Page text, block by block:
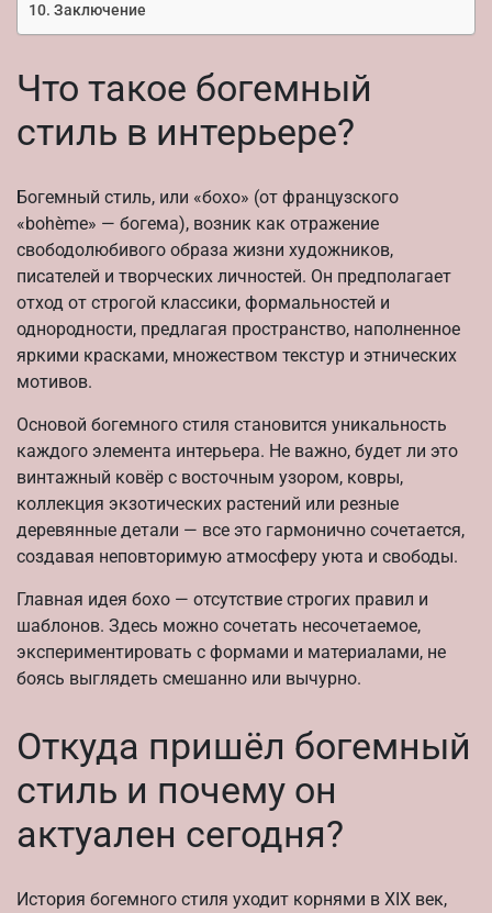
Заключение
Что такое богемный
стиль в интерьере?
Богемный стиль, или «бохо» (от французского
«bohème» — богема), возник как отражение
свободолюбивого образа жизни художников,
писателей и творческих личностей. Он предполагает
отход от строгой классики, формальностей и
однородности, предлагая пространство, наполненное
яркими красками, множеством текстур и этнических
мотивов.
Основой богемного стиля становится уникальность
каждого элемента интерьера. Не важно, будет ли это
винтажный ковёр с восточным узором, ковры,
коллекция экзотических растений или резные
деревянные детали — все это гармонично сочетается,
создавая неповторимую атмосферу уюта и свободы.
Главная идея бохо — отсутствие строгих правил и
шаблонов. Здесь можно сочетать несочетаемое,
экспериментировать с формами и материалами, не
боясь выглядеть смешанно или вычурно.
Откуда пришёл богемный
стиль и почему он
актуален сегодня?
История богемного стиля уходит корнями в XIX век,